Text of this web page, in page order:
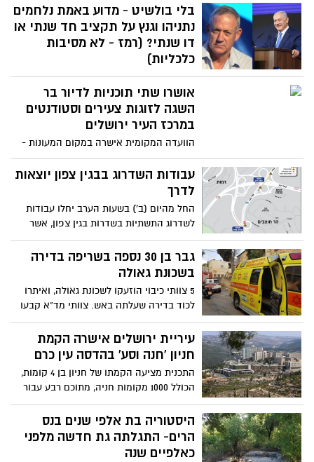
וביצעו פעולות החייאה שבסופן נאלצו לקבוע
את מותו.
בלי בולשיט - מדוע באמת נלחמים
נתניהו וגנץ על תקציב חד שנתי או
דו שנתי? (רמז - לא מסיבות
כלכליות)
ההסבר המלא שיעשה לכם סדר עם הקשקוש
של חד או דו שנתי - מה הסיבה האמיתית
שמובילים אותנו לבחירות רביעיות. עובדות
שעל כל אזרח לדעת לפני שתותחי הקמפיינים
כלכלית וטובת האזרחים
אושרו שתי תוכניות לדיור בר
השגה לזוגות צעירים וסטודנטים
במרכז העיר ירושלים
הוועדה המקומית אישרה במקום המעונות -
יחידות דיור בר השגה לזוגות צעירים. בתכנית
הראשונה יבנה כ-80 יחידות דיור ובשנייה
כ-120
עבודות השדרוג בבגין צפון יוצאות
לדרך
החל מהיום (ב') בשעות הערב יחלו עבודות
לשדרוג התשתיות בשדרות בגין צפון, אשר
יכללו שיקום הגשרים, החלפת תפרים, החלפת
אספלט ואיטום הגשר. במסגרת העבודות יוקם
הסדר תנועה זמני בשדרות בגין צפון
גבר בן 30 נספה בשריפה בדירה
בשכונת גאולה
5 צוותי כיבוי הוזעקו לשכונת גאולה, ואיתרו
לכוד בדירה שעלתה באש. צוותי מד"א קבעו
את מותו. המשטרה פתחה בחקירה לבירור
נסיבות השריפה
עיריית ירושלים אישרה הקמת
חניון 'חנה וסע' בהדסה עין כרם
התכנית מציעה הקמתו של חניון בן 4 קומות,
הכולל 1000 מקומות חניה, מתוכם רבע עבור
באי בית החולים והשאר ישרתו את משתמשי
הרכבת הקלה
היסטוריה בת אלפי שנים בנס
הרים- התגלתה גת חדשה מלפני
כאלפיים שנה